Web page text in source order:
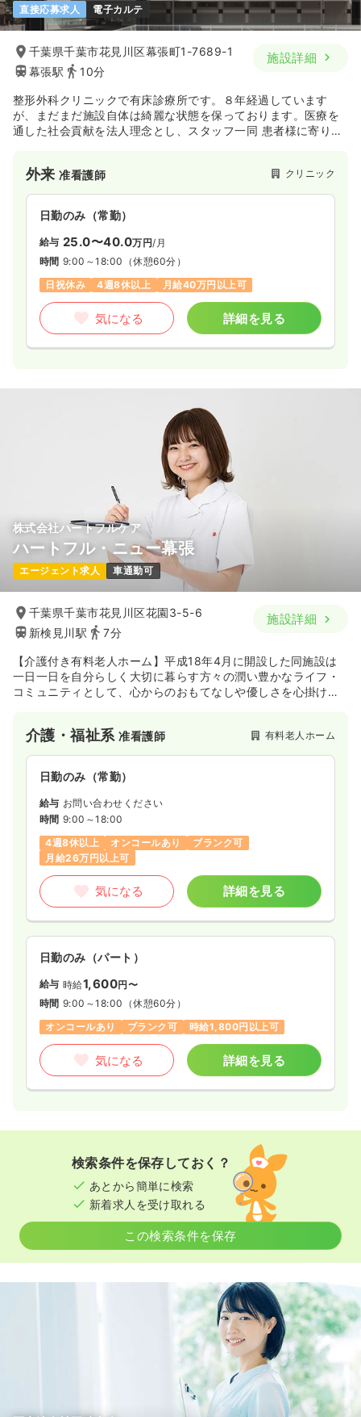
給与 お問い合わせください
時間 9:00～18:00 （休憩60分）
土日祝休み
第二新卒可
気になる 詳細を見る
直接応募求人 電子カルテ
千葉県千葉市花見川区幕張町1-7689-1
幕張駅
10分
施設詳細
整形外科クリニックで有床診療所です。８年経過しています
が、まだまだ施設自体は綺麗な状態を保っております。医療を
通した社会貢献を法人理念とし、スタッフ一同 患者様に寄り添
外来准看護師 クリニック
日勤のみ（常勤）
給与 25.0〜40.0万円/月
時間 9:00～18:00 （休憩60分）
日祝休み
4週8休以上 月給40万円以上可
気になる 詳細を見る
株式会社ハートフルケア
ハートフル・ニュー幕張
エージェント求人 車通勤可
千葉県千葉市花見川区花園3-5-6
新検見川駅
7分
施設詳細
【介護付き有料老人ホーム】平成18年4月に開設した同施設は
一日一日を自分らしく大切に暮らす方々の潤い豊かなライフ・
コミュニティとして、心からのおもてなしや優しさを心掛けて
介護・福祉系准看護師 有料老人ホーム
日勤のみ（常勤）
給与 お問い合わせください
時間 9:00～18:00
4週8休以上
オンコールあり
ブランク可
月給26万円以上可
気になる 詳細を見る
日勤のみ（パート）
給与 時給1,600円〜
時間 9:00～18:00 （休憩60分）
オンコールあり
ブランク可 時給1,800円以上可
気になる 詳細を見る
検索条件を保存しておく？
あとから簡単に検索
新着求人を受け取れる
この検索条件を保存